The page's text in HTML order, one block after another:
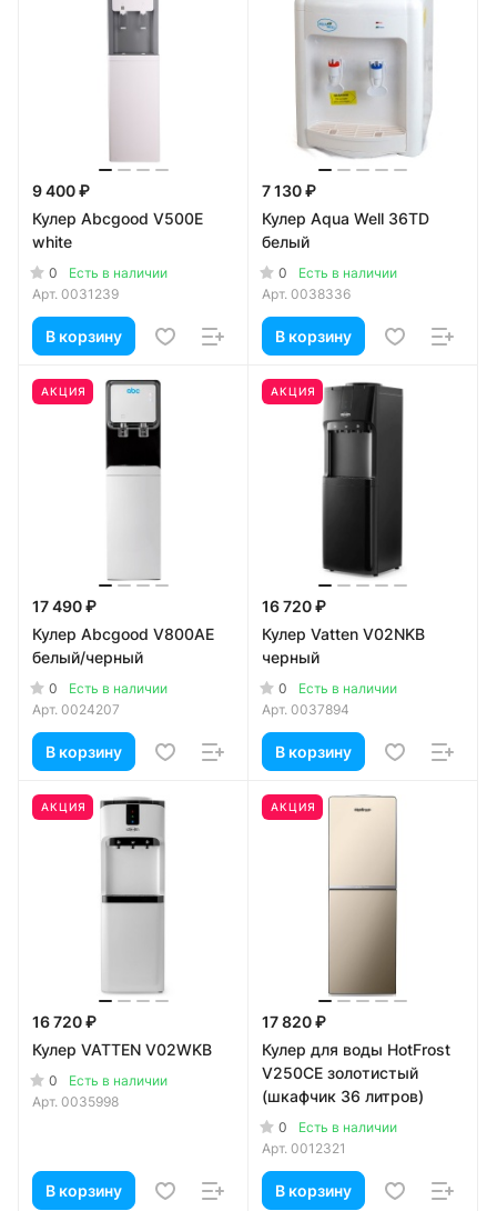
9 400 ₽
Кулер Abcgood V500E
white
0
Есть в наличии
Арт. 0031239
В корзину
7 130 ₽
Кулер Aqua Well 36TD
белый
0
Есть в наличии
Арт. 0038336
В корзину
АКЦИЯ
17 490 ₽
Кулер Abcgood V800AE
белый/черный
0
Есть в наличии
Арт. 0024207
В корзину
АКЦИЯ
16 720 ₽
Кулер Vatten V02NKB
черный
0
Есть в наличии
Арт. 0037894
В корзину
АКЦИЯ
16 720 ₽
Кулер VATTEN V02WKB
0
Есть в наличии
Арт. 0035998
В корзину
АКЦИЯ
17 820 ₽
Кулер для воды HotFrost
V250CE золотистый
(шкафчик 36 литров)
0
Есть в наличии
Арт. 0012321
В корзину